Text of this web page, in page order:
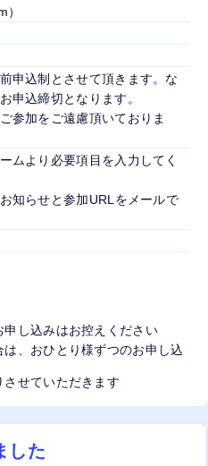
申込制とさせて頂きます。な
申込締切となります。
参加をご遠慮頂いておりま
ムより必要項目を入力してく
知らせと参加URLをメールで
申し込みはお控えください
は、おひとり様ずつのお申し込
させていただきます
した